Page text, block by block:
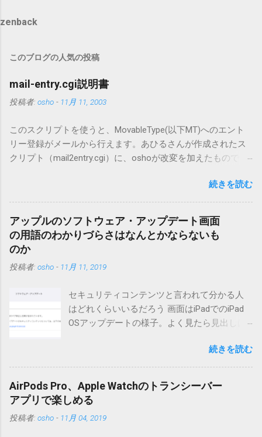
zenback
このブログの人気の投稿
mail-entry.cgi説明書
投稿者: osho - 11月 11, 2003
このスクリプトを使うと、MovableType(以下MT)へのエント
リー登録がメールから行えます。あひるさんが作成されたス
クリプト（mail2entry.cgi）に、oshoが改変を加えたもので
ーも出来ます。 バージョン0.5.3以降の動作確認はMT3.11で行
っています。0.5.2まではMT2.661で確認していました。0.5.3以
降もたぶん動くと思います。 現在のバージョンは0.5.3です。
（2004/12/4リリース）※0.6.3を公開しています。まだ心配な
点が多いため、こちらにはリンクしていません。安定を求め
る方は0.5.3を、新版の機能が必要な方は0.6.3をご利用くださ
い。 こちら からどうぞ。 0.3.6までのバージョンに、エント
版へのアップデートを強くお勧めしてます。 mail-entry.zipを
ダウンロードするにはここをクリックしてください。
（Windowsから解凍したフォルダを見ると「_MACOSX」とい
りませんので無視してください。MacOS XでZIP圧縮している
ため、Mac独自のファイル情報が含まれてしまうようで
す。） Ver.0.3.0以降用の差分ファイルはこちら 。ZIP圧縮して
まとめてあります。いまのバージョン番号と同じバージョン
合は一つずつ順に適用していく必要があります。0.5.0以降
続きを読む
アップルのソフトウェア・アップデート画面
の用語のわかりづらさはなんとかならないも
のか
投稿者: osho - 11月 11, 2019
セキュリティコンテンツと言われて分かる人
はどれくらいいるだろう 画面はiPadでのiPad
OSアップデートの様子。よく見たら見出しは
の名前としてはいまだにiOSのままとか、そん
な理由じゃないでしょうね。 それは混乱のも
ア・アップデートのセキュリティコンテンツ
については、以下のWebサイトをご覧くださ
い」の部分。 セキュリティコンテンツ…？ こ
続きを読む
AirPods Pro、Apple Watchのトランシーバー
アプリで楽しめる
投稿者: osho - 11月 04, 2019